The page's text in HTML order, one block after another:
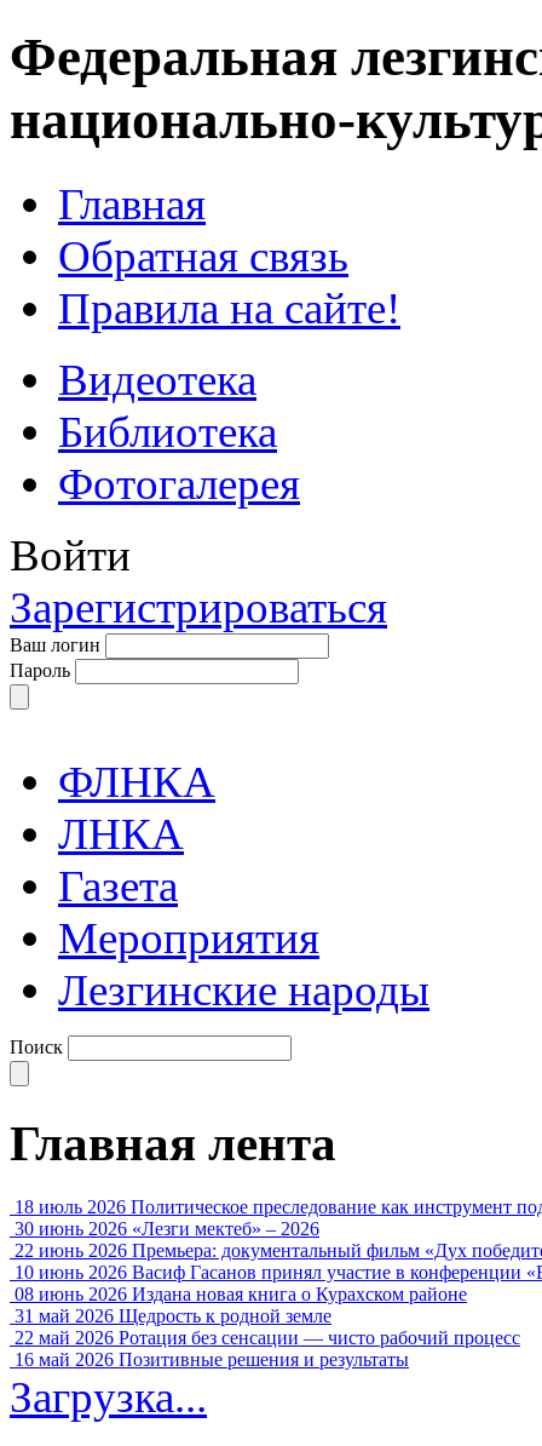
Федеральная
национально-
Главная
Обратная связь
Правила на сайте!
Видеотека
Библиотека
Фотогалерея
Войти
Зарегистрироваться
Ваш логин
Пароль
ФЛНКА
ЛНКА
Газета
Мероприятия
Лезгинские народы
Поиск
Главная лента
18 июль 2026 Политическое преследование как инструмент
30 июнь 2026 «Лезги мектеб» – 2026
22 июнь 2026 Премьера: документальный фильм «Дух
10 июнь 2026 Васиф Гасанов принял участие в конференции
08 июнь 2026 Издана новая книга о Курахском районе
31 май 2026 Щедрость к родной земле
22 май 2026 Ротация без сенсации — чисто рабочий процесс
16 май 2026 Позитивные решения и результаты
Загрузка...